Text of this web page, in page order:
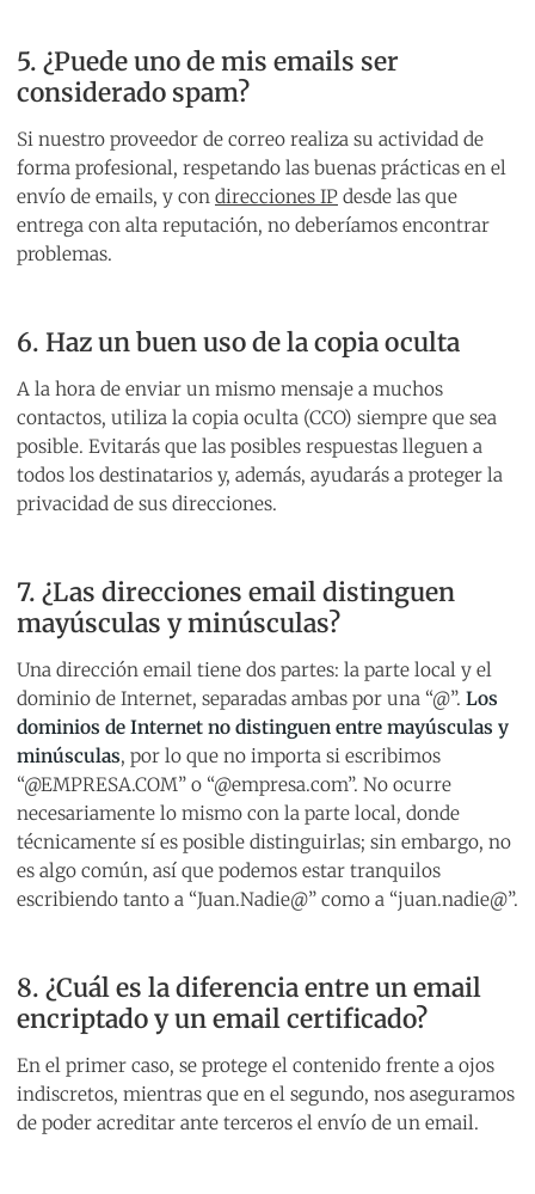
5. ¿Puede uno de mis emails ser
considerado spam?
Si nuestro proveedor de correo realiza su actividad de
forma profesional, respetando las buenas prácticas en el
envío de emails, y con direcciones IP desde las que
entrega con alta reputación, no deberíamos encontrar
problemas.
6. Haz un buen uso de la copia oculta
A la hora de enviar un mismo mensaje a muchos
contactos, utiliza la copia oculta (CCO) siempre que sea
posible. Evitarás que las posibles respuestas lleguen a
todos los destinatarios y, además, ayudarás a proteger la
privacidad de sus direcciones.
7. ¿Las direcciones email distinguen
mayúsculas y minúsculas?
Una dirección email tiene dos partes: la parte local y el
dominio de Internet, separadas ambas por una “@”. Los
dominios de Internet no distinguen entre mayúsculas y
minúsculas, por lo que no importa si escribimos
“@EMPRESA.COM” o “@empresa.com”. No ocurre
necesariamente lo mismo con la parte local, donde
técnicamente sí es posible distinguirlas; sin embargo, no
es algo común, así que podemos estar tranquilos
escribiendo tanto a “Juan.Nadie@” como a “juan.nadie@”.
8. ¿Cuál es la diferencia entre un email
encriptado y un email certificado?
En el primer caso, se protege el contenido frente a ojos
indiscretos, mientras que en el segundo, nos aseguramos
de poder acreditar ante terceros el envío de un email.